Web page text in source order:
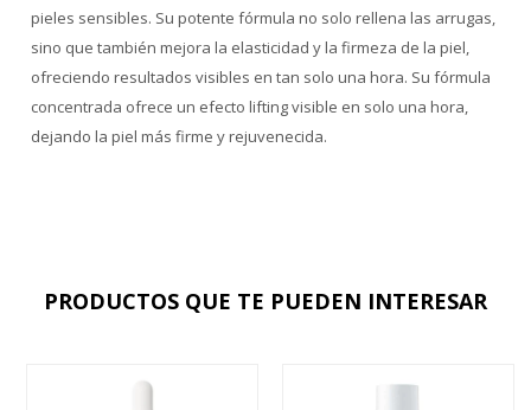
pieles sensibles. Su potente fórmula no solo rellena las arrugas,
sino que también mejora la elasticidad y la firmeza de la piel,
ofreciendo resultados visibles en tan solo una hora. Su fórmula
concentrada ofrece un efecto lifting visible en solo una hora,
dejando la piel más firme y rejuvenecida.
PRODUCTOS QUE TE PUEDEN INTERESAR